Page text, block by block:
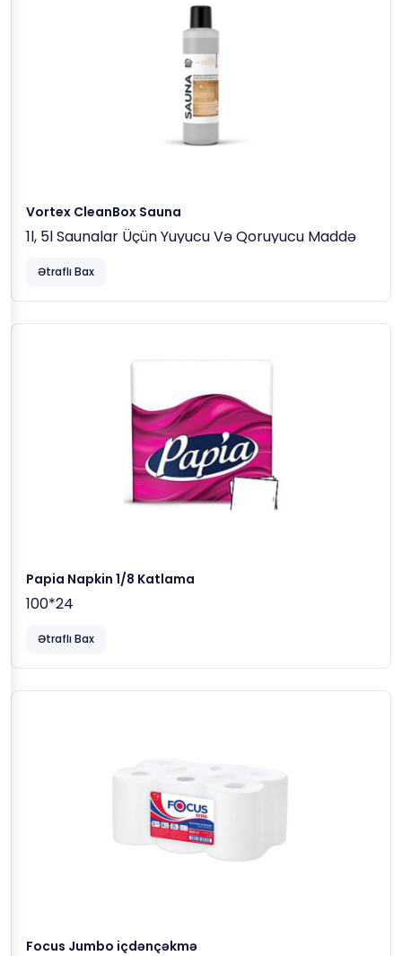
Vortex CleanBox Sauna
1l, 5l Saunalar Üçün Yuyucu Və Qoruyucu Maddə
Ətraflı Bax
Papia Napkin 1/8 Katlama
100*24
Ətraflı Bax
Focus Jumbo içdənçəkmə